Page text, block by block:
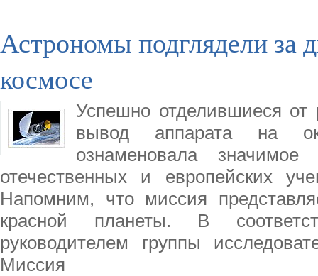
Астрономы подглядели за
космосе
Успешно отделившиеся от
вывод аппарата на
ознаменовала значимое
отечественных и европейских
Напомним, что миссия
красной планеты. В
руководителем группы
Миссия